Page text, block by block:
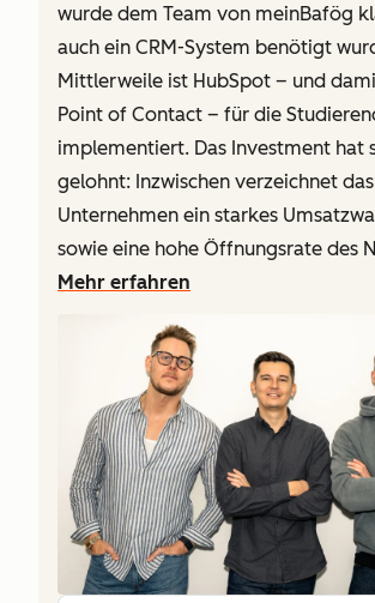
wurde dem Team von meinBafög
auch ein CRM-System benötigt
Mittlerweile ist HubSpot – und
Point of Contact – für die
implementiert. Das Investment hat
gelohnt: Inzwischen verzeichnet das
Unternehmen ein starkes
sowie eine hohe Öffnungsrate des
Mehr erfahren